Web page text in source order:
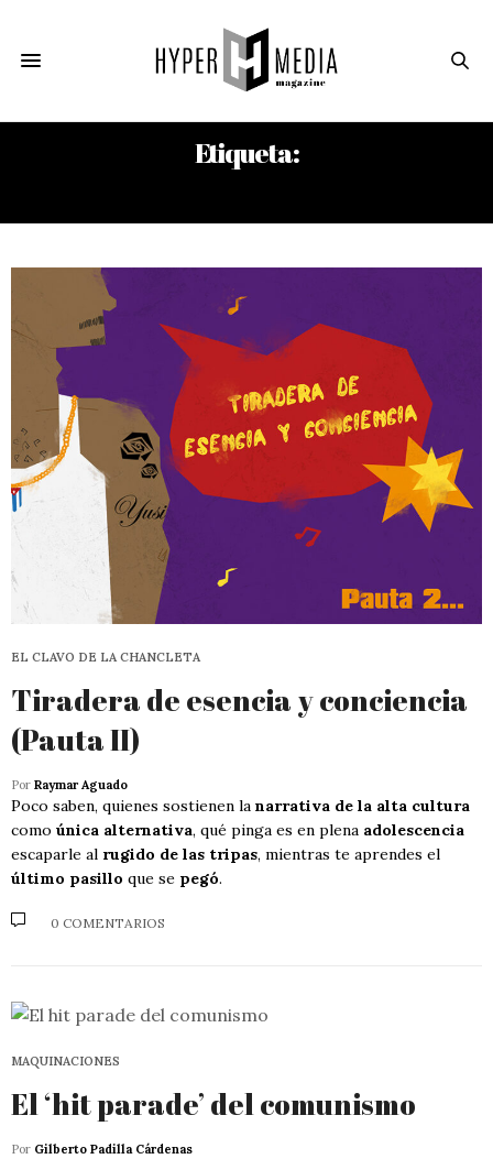
Etiqueta:
EL CLAVO DE LA CHANCLETA
Tiradera de esencia y conciencia
(Pauta II)
Por Raymar Aguado
Poco saben, quienes sostienen la narrativa de la alta cultura
como única alternativa, qué pinga es en plena adolescencia
escaparle al rugido de las tripas, mientras te aprendes el
último pasillo que se pegó.
0 COMENTARIOS
MAQUINACIONES
El ‘hit parade’ del comunismo
Por Gilberto Padilla Cárdenas